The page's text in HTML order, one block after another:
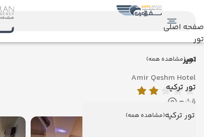
صفحه اصلی
تور
تور(مشاهده همه)
تور ترکیه
تور ترکیه(مشاهده همه)
امیر
Amir Qeshm Hotel
قشم